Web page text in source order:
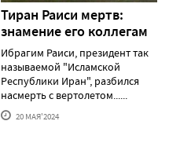
Тиран Раиси мертв:
знамение его коллегам
Ибрагим Раиси, президент так
называемой "Исламской
Республики Иран", разбился
насмерть с вертолетом......
20 МАЯ'2024